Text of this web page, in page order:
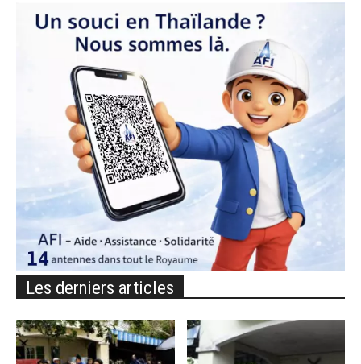
Les derniers articles